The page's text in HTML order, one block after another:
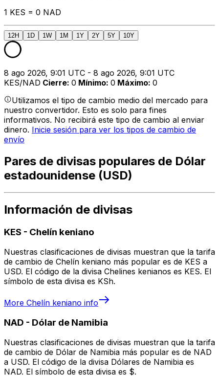
1 KES = 0 NAD
12H 1D 1W 1M 1Y 2Y 5Y 10Y
8 ago 2026, 9:01 UTC - 8 ago 2026, 9:01 UTC
KES/NAD Cierre: 0 Mínimo: 0 Máximo: 0
Utilizamos el tipo de cambio medio del mercado para
nuestro convertidor. Esto es solo para fines
informativos. No recibirá este tipo de cambio al enviar
dinero. Inicie sesión para ver los tipos de cambio de
envío
Pares de divisas populares de Dólar
estadounidense (USD)
Información de divisas
KES - Chelín keniano
Nuestras clasificaciones de divisas muestran que la tarifa
de cambio de Chelín keniano más popular es de KES a
USD. El código de la divisa Chelines kenianos es KES. El
símbolo de esta divisa es KSh.
More Chelín keniano info
NAD - Dólar de Namibia
Nuestras clasificaciones de divisas muestran que la tarifa
de cambio de Dólar de Namibia más popular es de NAD
a USD. El código de la divisa Dólares de Namibia es
NAD. El símbolo de esta divisa es $.